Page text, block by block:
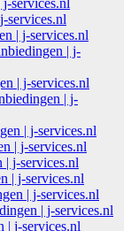
services.nl
services.nl
| j-services.nl
| j-
| j-services.nl
| j-
| j-services.nl
| j-services.nl
| j-services.nl
| j-services.nl
| j-services.nl
| j-services.nl
| j-services.nl